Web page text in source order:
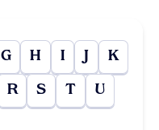
G H I J K
R S T U